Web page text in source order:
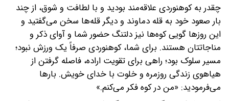
چقدر به کوهنوردی علاقه‌مند بودید و با لطافت و شوق، از چند
بار صعود خود به قله دماوند و دیگر قله‌ها سخن می‌گفتید و
این روزها گویی کوه‌ها نیز دلتنگ حضور شما و آوای ذکر و
مناجاتتان هستند. برای شما، کوهنوردی صرفاً یک ورزش نبود؛
مسیر سلوک بود؛ راهی برای تقویت اراده، فاصله گرفتن از
هیاهوی زندگی روزمره و خلوت با خدای خویش. بارها
می‌فرمودید: «من در کوه فکر می‌کنم.»